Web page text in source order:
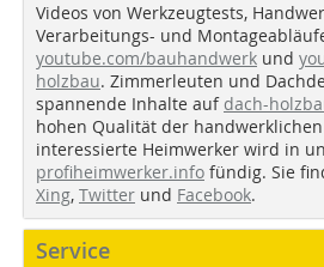
Videos von Werkzeugtests,
Verarbeitungs- und
youtube.com/bauhandwerk und
holzbau. Zimmerleuten und
spannende Inhalte auf dach-
hohen Qualität der
interessierte Heimwerker wird in
profiheimwerker.info fündig. Sie
Xing, Twitter und Facebook.
Service